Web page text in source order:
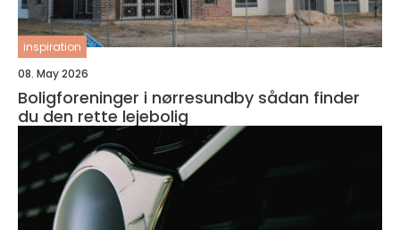
inspiration
08. May 2026
Boligforeninger i nørresundby sådan finder
du den rette lejebolig